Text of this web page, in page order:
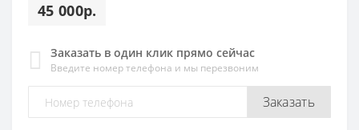
45 000р.
Заказать в один клик прямо сейчас
Введите номер телефона и мы перезвоним
Заказать